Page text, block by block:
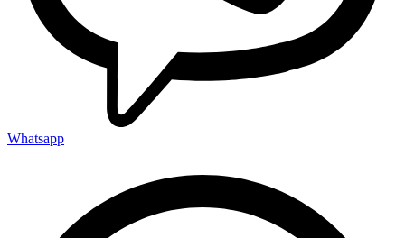
Whatsapp